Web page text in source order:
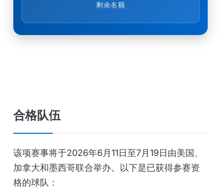
剩余名额
合格队伍
该项赛事将于2026年6月11日至7月19日由美国、
加拿大和墨西哥联合举办。以下是已获得参赛资
格的球队：